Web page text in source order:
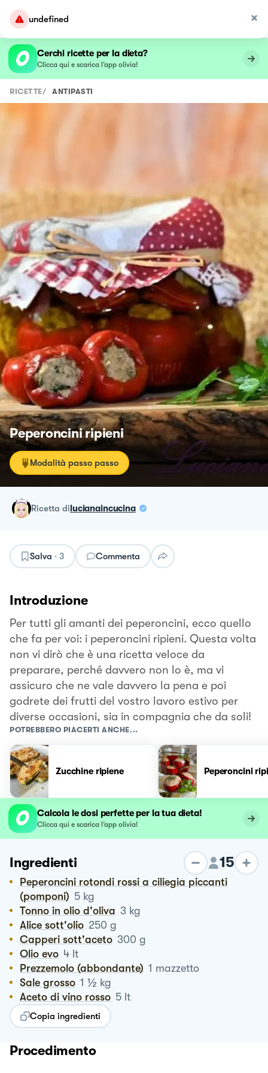
undefined
Cerchi ricette per la dieta?
Clicca qui e scarica l’app olivia!
RICETTE/ ANTIPASTI
Peperoncini ripieni
Modalità passo passo
ricetta dilucianaincucina
Salva · 3 Commenta
Introduzione
Per tutti gli amanti dei peperoncini, ecco quello
che fa per voi: i peperoncini ripieni. Questa volta
non vi dirò che è una ricetta veloce da
preparare, perché davvero non lo è, ma vi
assicuro che ne vale davvero la pena e poi
godrete dei frutti del vostro lavoro estivo per
diverse occasioni, sia in compagnia che da soli!
POTREBBERO PIACERTI ANCHE...
Zucchine ripiene Peperoncini
Calcola le dosi perfette per la tua dieta!
Clicca qui e scarica l’app olivia!
Ingredienti 15
Peperoncini rotondi rossi a ciliegia piccanti
(pomponi) 5 kg
Tonno in olio d'oliva 3 kg
Alice sott'olio 250 g
Capperi sott'aceto 300 g
Olio evo 4 lt
Prezzemolo (abbondante) 1 mazzetto
Sale grosso 1 ½ kg
Aceto di vino rosso 5 lt
Copia ingredienti
Procedimento